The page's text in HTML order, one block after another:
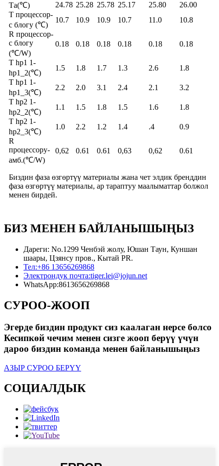
Та(℃)
24.78 25.28 25.78 25.17 25.80
26.00
T процессор-
с блогу (℃)
10.7 10.9 10.9 10.7 11.0
10.8
R процессор-
с блогу
(℃/W)
0.18 0.18 0.18 0.18 0.18 0.18
T hp1 1-
hp1_2(℃)
1.5 1.8 1.7 1.3 2.6
1.8
T hp1 1-
hp1_3(℃)
2.2 2.0 3.1 2.4 2.1
3.2
T hp2 1-
hp2_2(℃)
1.1 1.5 1.8 1.5 1.6
1.8
T hp2 1-
hp2_3(℃)
1.0 2.2 1.2 1.4 .4
0.9
R
процессору-
амб.(℃/W)
0,62 0.61 0.61 0,63 0,62 0.61
Биздин фаза өзгөртүү материалы жана чет элдик бренддин
фаза өзгөртүү материалы, ар тараптуу маалыматтар болжол
менен бирдей.
БИЗ МЕНЕН БАЙЛАНЫШЫҢЫЗ
Дареги: No.1299 Ченбэй жолу, Юшан Таун, Куншан
шаары, Цзянсу пров., Кытай PR.
Тел:+86 13656269868
Электрондук почта:tiger.lei@jojun.net
WhatsApp:8613656269868
СУРОО-ЖООП
Эгерде биздин продукт сиз каалаган нерсе болсо
Кесипкөй чечим менен сизге жооп берүү үчүн
дароо биздин команда менен байланышыңыз
АЗЫР СУРОО БЕРҮҮ
СОЦИАЛДЫК